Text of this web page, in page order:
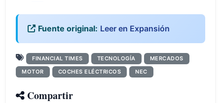
Fuente original: Leer en Expansión
FINANCIAL TIMES TECNOLOGÍA
MERCADOS
MOTOR
COCHES ELÉCTRICOS NEC
Compartir